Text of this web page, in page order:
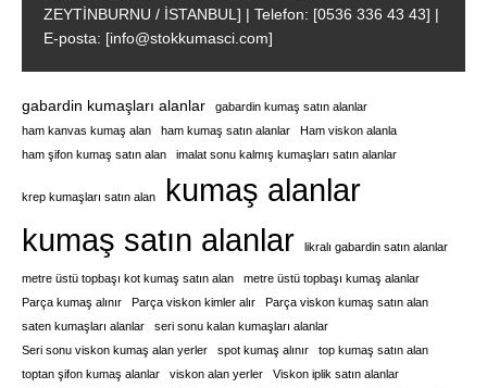
ZEYTİNBURNU / İSTANBUL] | Telefon: [0536 336 43 43] |
E-posta: [info@stokkumasci.com]
gabardin kumaşları alanlar
gabardin kumaş satın alanlar
ham kanvas kumaş alan
ham kumaş satın alanlar
Ham viskon alanla
ham şifon kumaş satın alan
imalat sonu kalmış kumaşları satın alanlar
krep kumaşları satın alan
kumaş alanlar
kumaş satın alanlar
likralı gabardin satın alanlar
metre üstü topbaşı kot kumaş satın alan
metre üstü topbaşı kumaş alanlar
Parça kumaş alınır
Parça viskon kimler alır
Parça viskon kumaş satın alan
saten kumaşları alanlar
seri sonu kalan kumaşları alanlar
Seri sonu viskon kumaş alan yerler
spot kumaş alınır
top kumaş satın alan
toptan şifon kumaş alanlar
viskon alan yerler
Viskon iplik satın alanlar